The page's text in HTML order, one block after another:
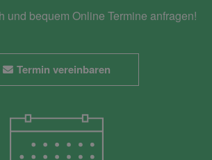
und bequem Online Termine anfragen!
Termin vereinbaren